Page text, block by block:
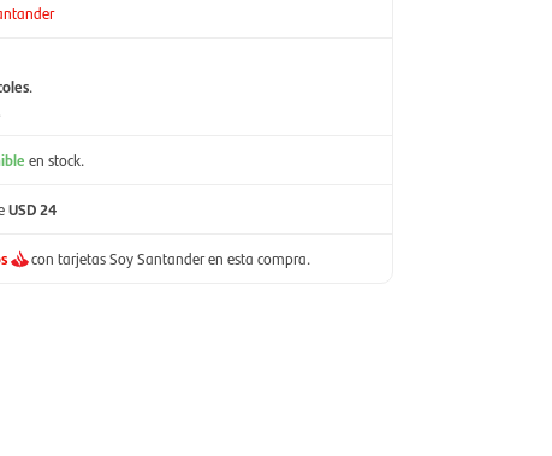
.
en stock.
USD 24
con tarjetas Soy Santander en esta compra.